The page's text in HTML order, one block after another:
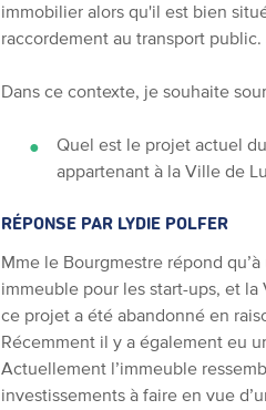
immobilier alors qu'il est bien
raccordement au transport public.
Dans ce contexte, je souhaite
Quel est le projet actuel
appartenant à la Ville de
RÉPONSE PAR LYDIE POLFER
Mme le Bourgmestre répond
immeuble pour les start-ups, et
ce projet a été abandonné en
Récemment il y a également eu
Actuellement l’immeuble
investissements à faire en vue